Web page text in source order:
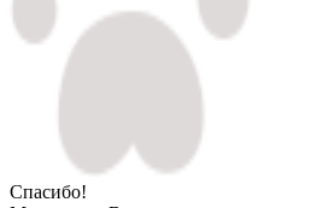
Спасибо!